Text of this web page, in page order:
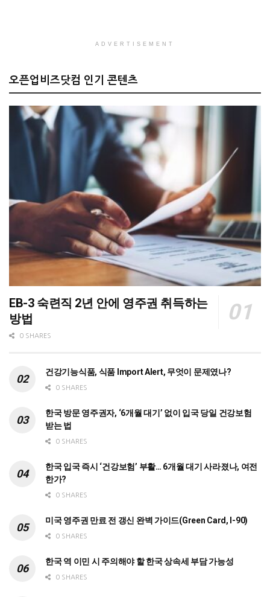
ADVERTISEMENT
오픈업비즈닷컴 인기 콘텐츠
EB-3 숙련직 2년 안에 영주권 취득하는
방법
0 SHARES
건강기능식품, 식품 Import Alert, 무엇이 문제였나?
0 SHARES
한국 방문 영주권자, ‘6개월 대기’ 없이 입국 당일 건강보험
받는 법
0 SHARES
한국 입국 즉시 ‘건강보험’ 부활… 6개월 대기 사라졌나, 여전
한가?
0 SHARES
미국 영주권 만료 전 갱신 완벽 가이드(Green Card, I-90)
0 SHARES
한국 역 이민 시 주의해야 할 한국 상속세 부담 가능성
0 SHARES